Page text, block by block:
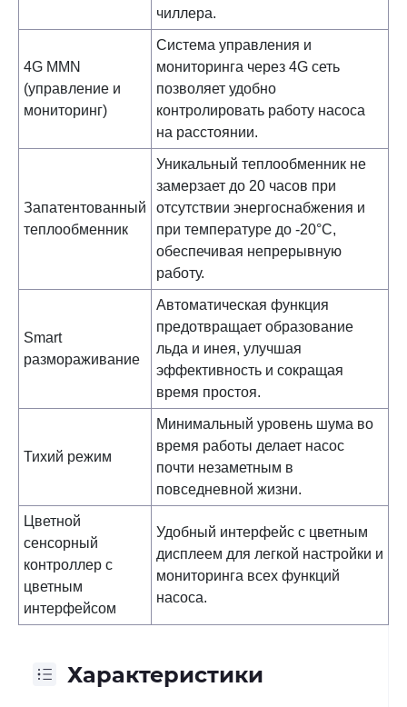
чиллера.
4G MMN
(управление и
мониторинг)
Система управления и
мониторинга через 4G сеть
позволяет удобно
контролировать работу насоса
на расстоянии.
Запатентованный
теплообменник
Уникальный теплообменник не
замерзает до 20 часов при
отсутствии энергоснабжения и
при температуре до -20°С,
обеспечивая непрерывную
работу.
Smart
размораживание
Автоматическая функция
предотвращает образование
льда и инея, улучшая
эффективность и сокращая
время простоя.
Тихий режим
Минимальный уровень шума во
время работы делает насос
почти незаметным в
повседневной жизни.
Цветной
сенсорный
контроллер с
цветным
интерфейсом
Удобный интерфейс с цветным
дисплеем для легкой настройки и
мониторинга всех функций
насоса.
Характеристики